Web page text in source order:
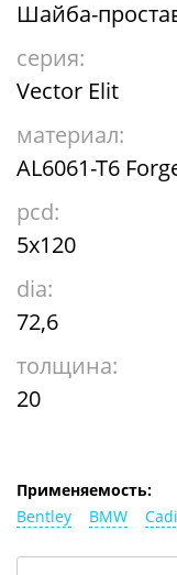
Шайба-
серия:
Vector Elit
материал:
AL6061-T6
pcd:
5x120
dia:
72,6
толщина:
20
Применяемость:
Bentley
BMW